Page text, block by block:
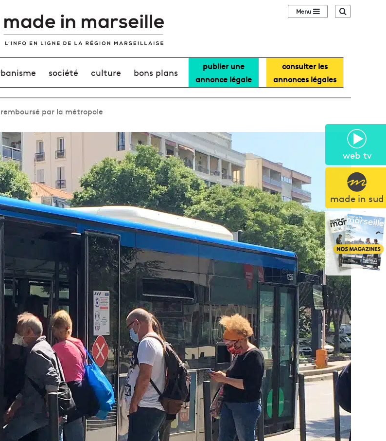
web tv
made in sud
Sidebar (barre
société culture bons plans
publier une
annonce légale
consulter les
annonces légales
remboursé par la métropole